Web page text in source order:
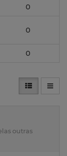
0
0
0
outras